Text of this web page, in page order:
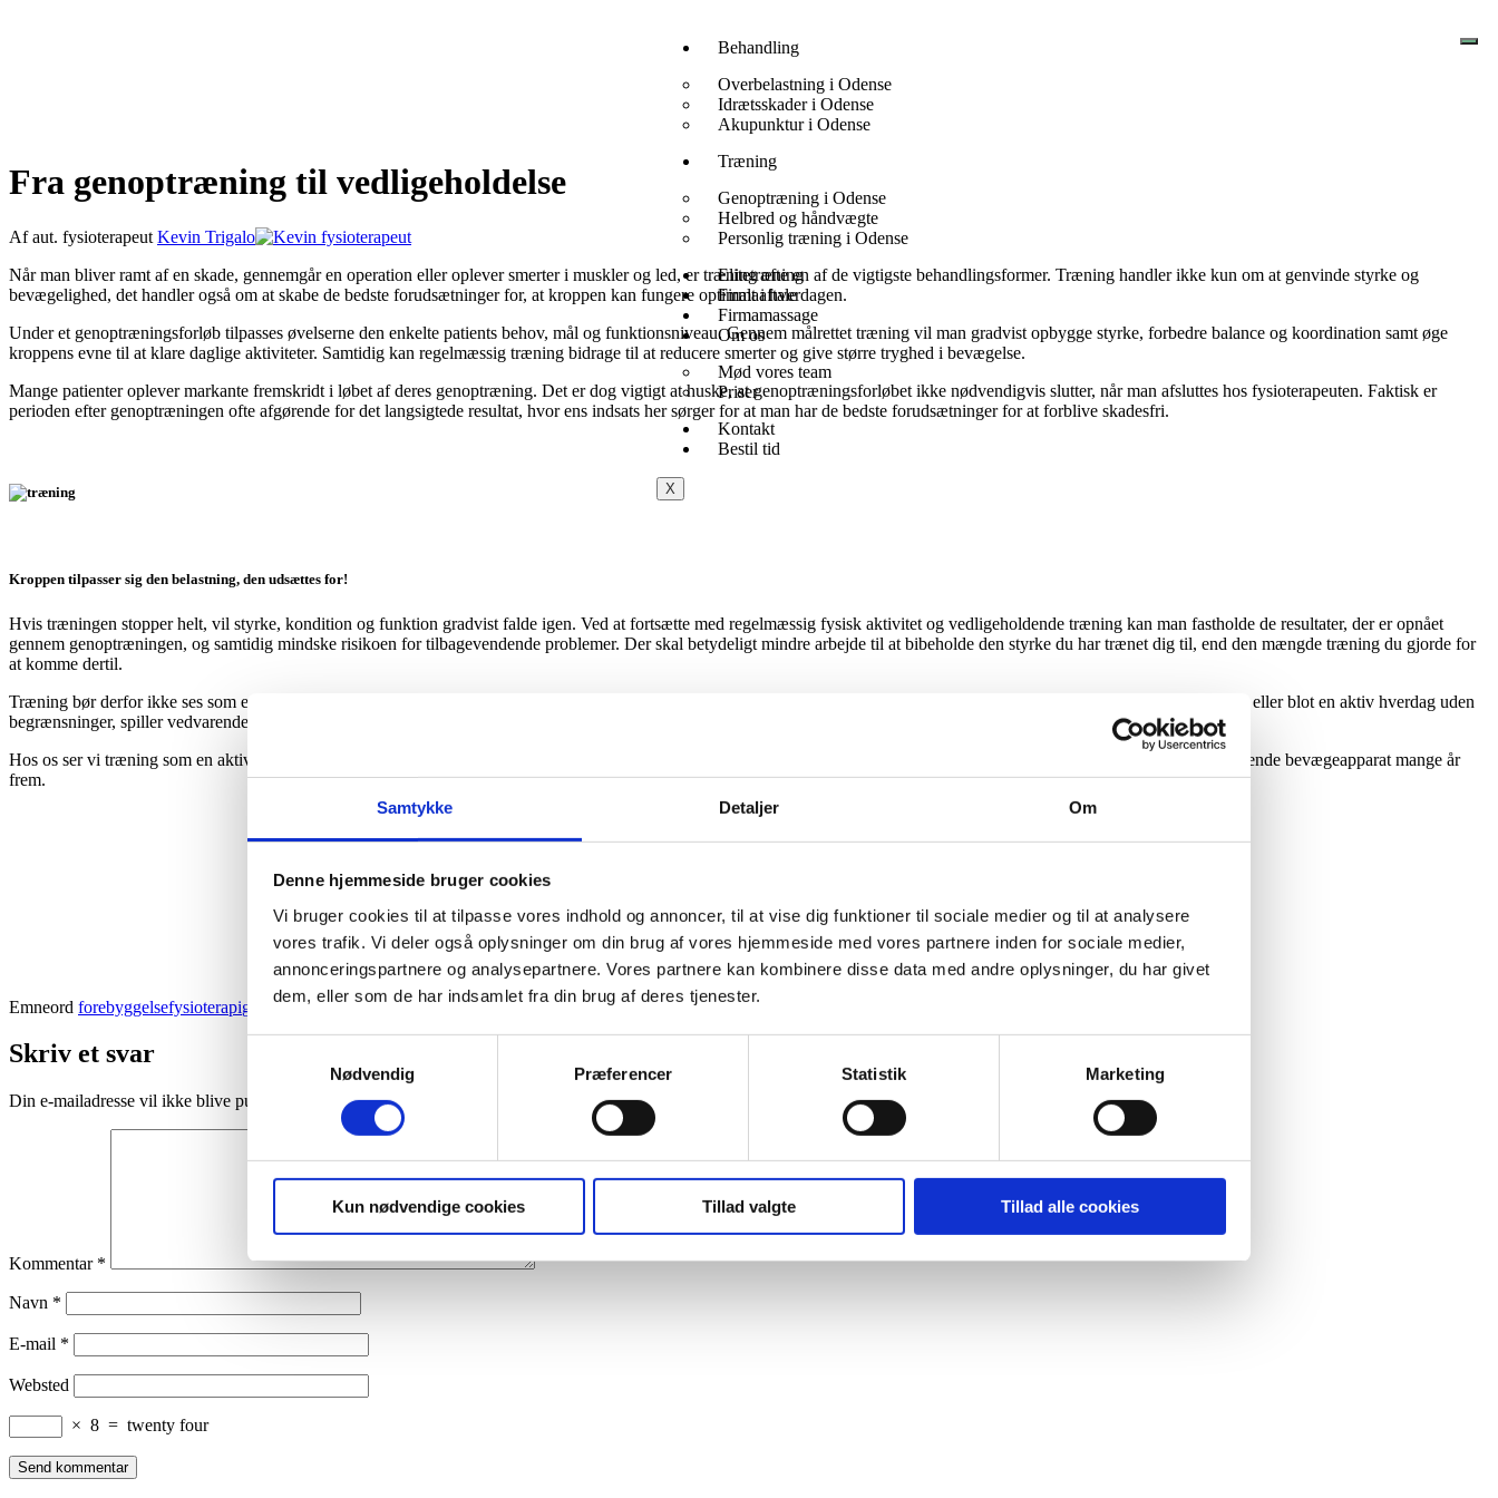
Samtykke Detaljer Om
Denne hjemmeside bruger cookies
Vi bruger cookies til at tilpasse vores indhold og annoncer, til at vise dig funktioner til sociale medier og til at analysere
vores trafik. Vi deler også oplysninger om din brug af vores hjemmeside med vores partnere inden for sociale medier,
annonceringspartnere og analysepartnere. Vores partnere kan kombinere disse data med andre oplysninger, du har givet
dem, eller som de har indsamlet fra din brug af deres tjenester.
Nødvendig
Præferencer Statistik Marketing
Kun nødvendige cookies Tillad valgte Tillad alle cookies
Behandling
Overbelastning i Odense
Idrætsskader i Odense
Akupunktur i Odense
Træning
Genoptræning i Odense
Helbred og håndvægte
Personlig træning i Odense
Elitetræning
Firmaaftale
Firmamassage
Om os
Mød vores team
Priser
Kontakt
Bestil tid
X
Fra genoptræning til vedligeholdelse
Af aut. fysioterapeut Kevin Trigalo
Når man bliver ramt af en skade, gennemgår en operation eller oplever smerter i muskler og led, er træning ofte en af de vigtigste behandlingsformer. Træning handler ikke kun om at genvinde styrke og
bevægelighed, det handler også om at skabe de bedste forudsætninger for, at kroppen kan fungere optimalt i hverdagen.
Under et genoptræningsforløb tilpasses øvelserne den enkelte patients behov, mål og funktionsniveau. Gennem målrettet træning vil man gradvist opbygge styrke, forbedre balance og koordination samt øge
kroppens evne til at klare daglige aktiviteter. Samtidig kan regelmæssig træning bidrage til at reducere smerter og give større tryghed i bevægelse.
Mange patienter oplever markante fremskridt i løbet af deres genoptræning. Det er dog vigtigt at huske, at genoptræningsforløbet ikke nødvendigvis slutter, når man afsluttes hos fysioterapeuten. Faktisk er
perioden efter genoptræningen ofte afgørende for det langsigtede resultat, hvor ens indsats her sørger for at man har de bedste forudsætninger for at forblive skadesfri.
Kroppen tilpasser sig den belastning, den udsættes for!
Hvis træningen stopper helt, vil styrke, kondition og funktion gradvist falde igen. Ved at fortsætte med regelmæssig fysisk aktivitet og vedligeholdende træning kan man fastholde de resultater, der er opnået
gennem genoptræningen, og samtidig mindske risikoen for tilbagevendende problemer. Der skal betydeligt mindre arbejde til at bibeholde den styrke du har trænet dig til, end den mængde træning du gjorde for
at komme dertil.
Træning bør derfor ikke ses som en midlertidig løsning, men som en investering i kroppens fremtidige sundhed og funktion. Uanset om målet er at vende tilbage til arbejde, sport eller blot en aktiv hverdag uden
begrænsninger, spiller vedvarende træning en central rolle.
Hos os ser vi træning som en aktiv del af behandlingen, ikke kun for at hjælpe dig tilbage efter en skade, men også for at give dig redskaberne til at bevare et stærkt og velfungerende bevægeapparat mange år
frem.
Hvis du er klar til at booke en tid, kan du trykke lige
Emneord forebyggelsefysioterapigenoptræningtræning
Skriv et svar
Din e-mailadresse vil ikke blive publiceret. Krævede felter er markeret med
Kommentar *
Navn *
E-mail *
Websted
× 8 = twenty four